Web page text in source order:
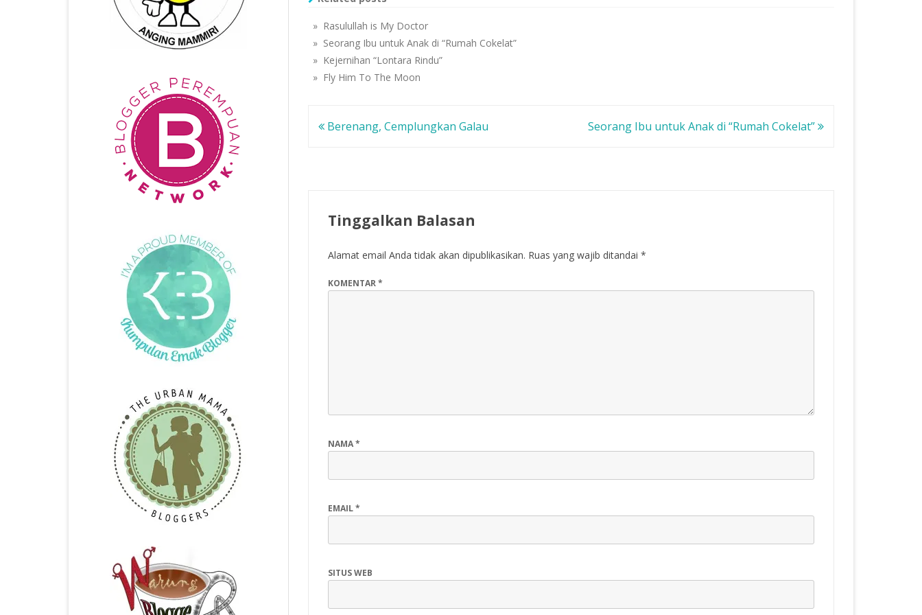
M
m
b
u
k
a
d
j
a
k
M
e
b
u
k
d
e
)
t
M
e
b
u
k
a
d
e
l
)
» Rasulullah is My Doctor
» Seorang Ibu untuk Anak di “Rumah Cokelat”
» Kejernihan “Lontara Rindu”
» Fly Him To The Moon
Navigasi
Berenang, Cemplungkan Galau Seorang Ibu untuk Anak di “Rumah Cokelat”
Tinggalkan Balasan
Alamat email Anda tidak akan dipublikasikan. Ruas yang wajib ditandai*
KOMENTAR*
NAMA*
EMAIL*
SITUS WEB